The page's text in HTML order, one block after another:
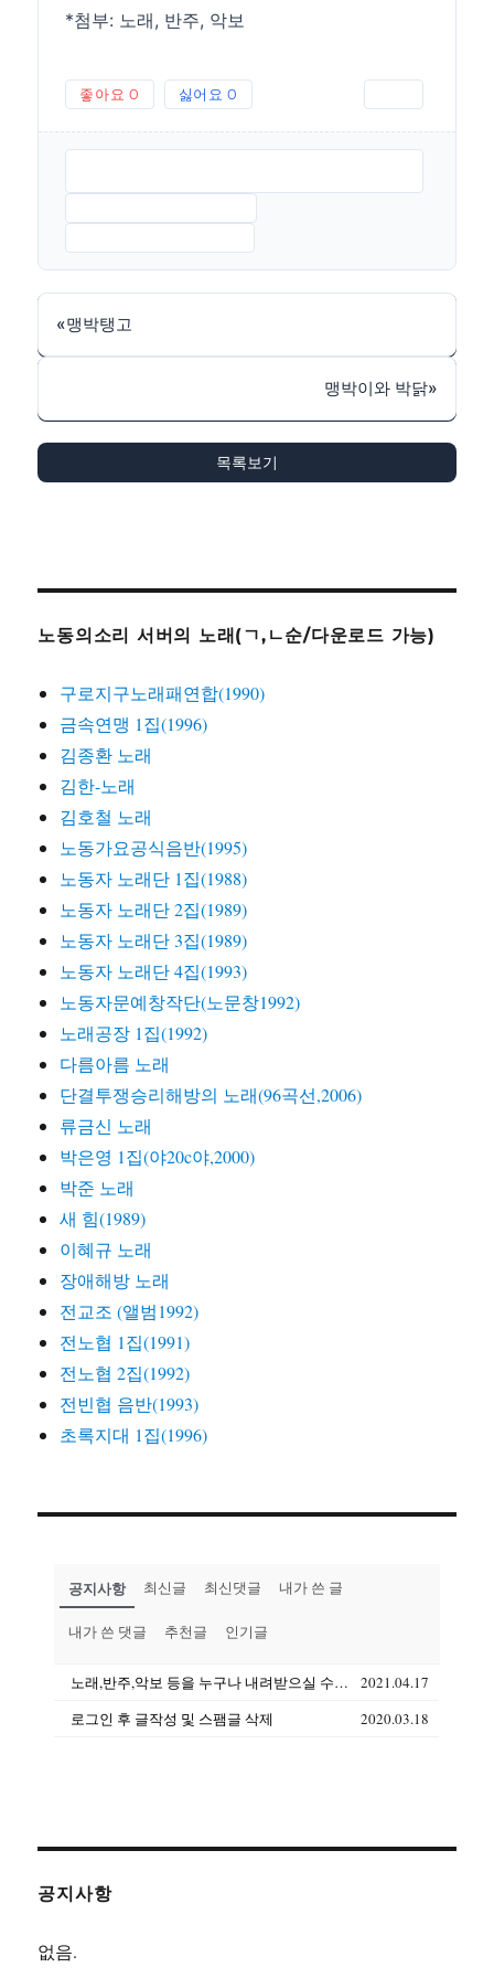
*첨부: 노래, 반주, 악보
좋아요 0 싫어요 0
«맹박탱고
맹박이와 박닭»
목록보기
노동의소리 서버의 노래(ㄱ,ㄴ순/다운로드 가능)
구로지구노래패연합(1990)
금속연맹 1집(1996)
김종환 노래
김한-노래
김호철 노래
노동가요공식음반(1995)
노동자 노래단 1집(1988)
노동자 노래단 2집(1989)
노동자 노래단 3집(1989)
노동자 노래단 4집(1993)
노동자문예창작단(노문창1992)
노래공장 1집(1992)
다름아름 노래
단결투쟁승리해방의 노래(96곡선,2006)
류금신 노래
박은영 1집(야20c야,2000)
박준 노래
새 힘(1989)
이혜규 노래
장애해방 노래
전교조 (앨범1992)
전노협 1집(1991)
전노협 2집(1992)
전빈협 음반(1993)
초록지대 1집(1996)
공지사항 최신글 최신댓글 내가 쓴 글
내가 쓴 댓글 추천글 인기글
노래,반주,악보 등을 누구나 내려받으실 수 있습니다(상업용도 제외)
2021.04.17
로그인 후 글작성 및 스팸글 삭제
2020.03.18
공지사항
없음.